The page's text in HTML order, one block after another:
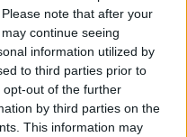
note that after your
continue seeing
information utilized by
to third parties prior to
out of the further
by third parties on the
This information may